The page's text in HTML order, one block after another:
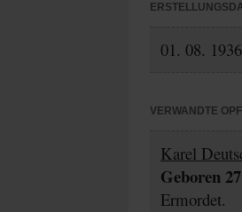
01. 08. 1936
VERWANDTE
Karel
Geboren
Ermordet.